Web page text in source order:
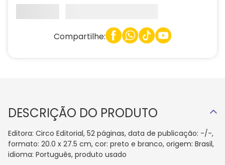
Compartilhe:
DESCRIÇÃO DO PRODUTO
Editora: Circo Editorial, 52 páginas, data de publicação: -/-,
formato: 20.0 x 27.5 cm, cor: preto e branco, origem: Brasil,
idioma: Português, produto usado